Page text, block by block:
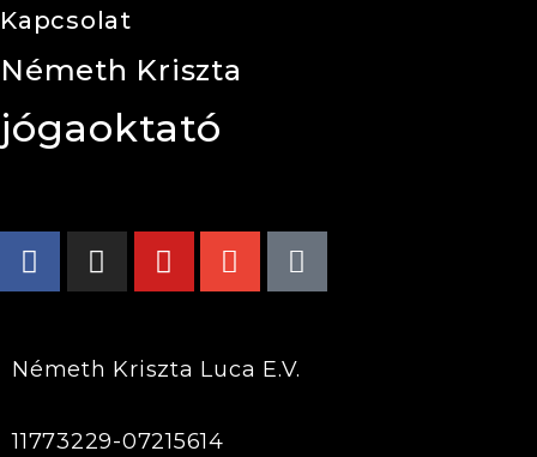
Kapcsolat
Németh Kriszta
jógaoktató
Németh Kriszta Luca E.V.
11773229-07215614